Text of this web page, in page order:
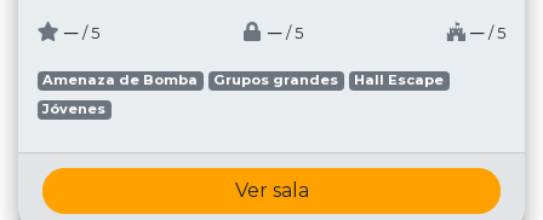
─ / 5 ─ / 5 ─ / 5
Amenaza de Bomba Grupos grandes
Hall Escape
Jóvenes
Ver sala